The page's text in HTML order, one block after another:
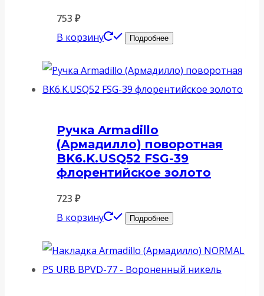
753 ₽
В корзину
Подробнее
Ручка Armadillo
(Армадилло) поворотная
BK6.K.USQ52 FSG-39
флорентийское золото
723 ₽
В корзину
Подробнее